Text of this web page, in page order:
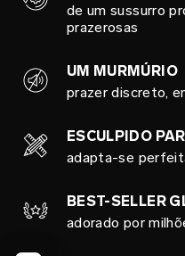
de um sussurro
prazerosas
UM MURMÚRIO
prazer discreto,
ESCULPIDO
adapta-se
BEST-SELLER
adorado por